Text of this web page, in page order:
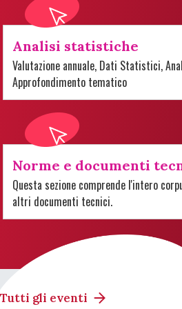
Analisi statistiche
Valutazione annuale, Dati Statistici,
Approfondimento tematico
Norme e documenti
Questa sezione comprende l'intero
altri documenti tecnici.
Tutti gli eventi